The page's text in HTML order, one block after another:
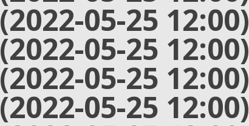
(2022-05-25 12:00)
(2022-05-25 12:00)
(2022-05-25 12:00)
(2022-05-25 12:00)